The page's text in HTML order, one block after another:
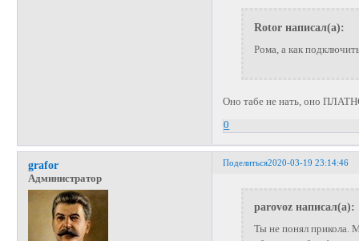
Rotor написал(а):
Рома, а как
Оно табе не нать, оно
0
Поделиться2020-03-19 23:14:46
grafor
Администратор
parovoz написал(а):
Ты не понял прикола.